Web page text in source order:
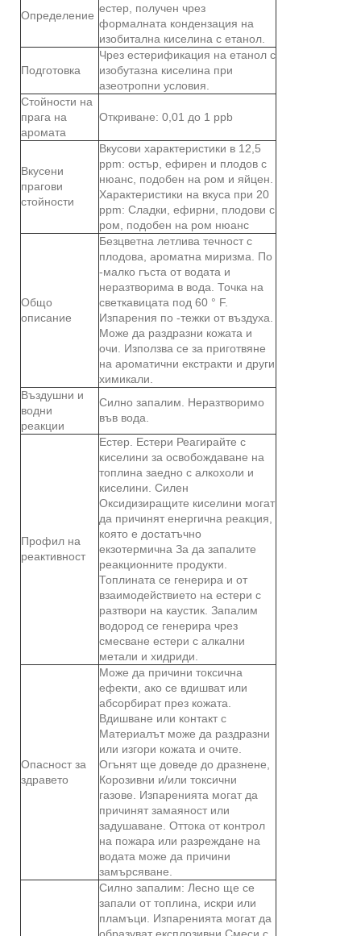
Определение
естер, получен чрез
формалната кондензация на
изобитална киселина с етанол.
Подготовка
Чрез естерификация на етанол с
изобутазна киселина при
азеотропни условия.
Стойности на
прага на
аромата
Откриване: 0,01 до 1 ppb
Вкусени
прагови
стойности
Вкусови характеристики в 12,5
ppm: остър, ефирен и плодов с
нюанс, подобен на ром и яйцен.
Характеристики на вкуса при 20
ppm: Сладки, ефирни, плодови с
ром, подобен на ром нюанс
Общо
описание
Безцветна летлива течност с
плодова, ароматна миризма. По
-малко гъста от водата и
неразтворима в вода. Точка на
светкавицата под 60 ° F.
Изпарения по -тежки от въздуха.
Може да раздразни кожата и
очи. Използва се за приготвяне
на ароматични екстракти и други
химикали.
Въздушни и
водни
реакции
Силно запалим. Неразтворимо
във вода.
Профил на
реактивност
Естер. Естери Реагирайте с
киселини за освобождаване на
топлина заедно с алкохоли и
киселини. Силен
Оксидизиращите киселини могат
да причинят енергична реакция,
която е достатъчно
екзотермична За да запалите
реакционните продукти.
Топлината се генерира и от
взаимодействието на естери с
разтвори на каустик. Запалим
водород се генерира чрез
смесване естери с алкални
метали и хидриди.
Опасност за
здравето
Може да причини токсична
ефекти, ако се вдишват или
абсорбират през кожата.
Вдишване или контакт с
Материалът може да раздразни
или изгори кожата и очите.
Огънят ще доведе до дразнене,
Корозивни и/или токсични
газове. Изпаренията могат да
причинят замаяност или
задушаване. Оттока от контрол
на пожара или разреждане на
водата може да причини
замърсяване.
Силно запалим: Лесно ще се
запали от топлина, искри или
пламъци. Изпаренията могат да
образуват експлозивни Смеси с